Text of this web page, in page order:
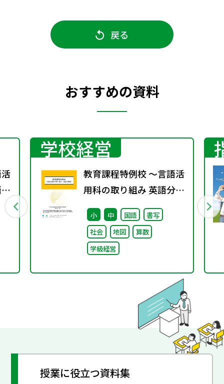
戻る
おすすめの資料
学校経営
教育課程特例校 ～言語活
用科の取り組み 英語分野
編～
小 中 国語
書写
社会
地図
算数
学級経営
授業に役立つ資料集